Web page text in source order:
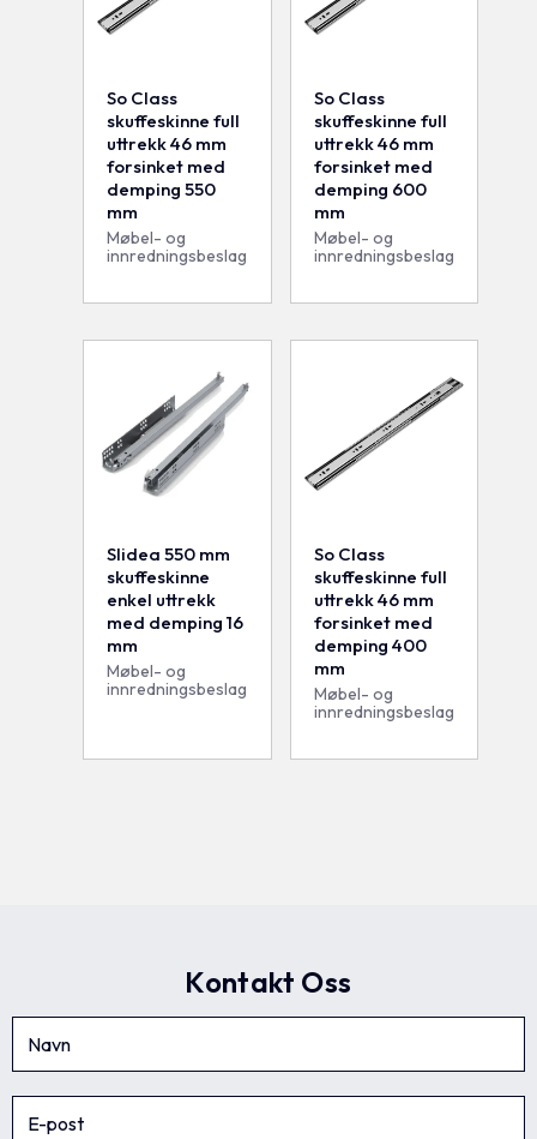
So Class
skuffeskinne full
uttrekk 46 mm
forsinket med
demping 550
mm
Møbel- og
innredningsbeslag
So Class
skuffeskinne full
uttrekk 46 mm
forsinket med
demping 600
mm
Møbel- og
innredningsbeslag
Slidea 550 mm
skuffeskinne
enkel uttrekk
med demping 16
mm
Møbel- og
innredningsbeslag
So Class
skuffeskinne full
uttrekk 46 mm
forsinket med
demping 400
mm
Møbel- og
innredningsbeslag
Kontakt Oss